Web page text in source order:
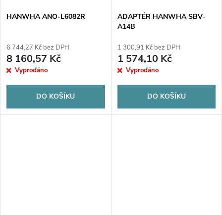
HANWHA ANO-L6082R
6 744,27 Kč bez DPH
8 160,57 Kč
Vyprodáno
DO KOŠÍKU
ADAPTÉR HANWHA SBV-
A14B
1 300,91 Kč bez DPH
1 574,10 Kč
Vyprodáno
DO KOŠÍKU